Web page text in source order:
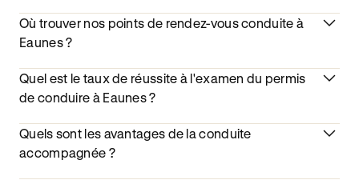
Où trouver nos points de rendez-vous conduite à
Eaunes ?
Quel est le taux de réussite à l'examen du permis
de conduire à Eaunes ?
Quels sont les avantages de la conduite
accompagnée ?